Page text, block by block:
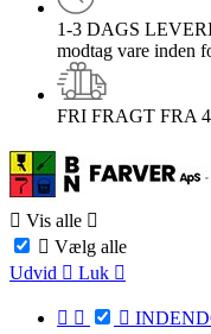
1-3 DAGS
modtag vare inden
FRI FRAGT FRA
 Vis alle 
 Vælg alle
Udvid  Luk 
  